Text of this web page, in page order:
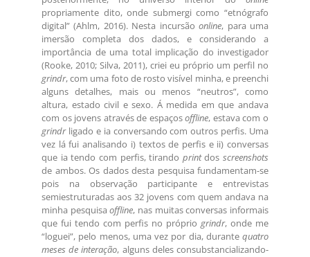
propriamente dito, onde submergi como “etnógrafo
digital” (Ahlm, 2016). Nesta incursãoonline, para uma
imersão completa dos dados, e considerando a
importância de uma total implicação do investigador
(Rooke, 2010; Silva, 2011), criei eu próprio um perfil no
grindr, com uma foto de rosto visível minha, e preenchi
alguns detalhes, mais ou menos “neutros”, como
altura, estado civil e sexo. Á medida em que andava
com os jovens através de espaçosoffline, estava com o
grindr ligado e ia conversando com outros perfis. Uma
vez lá fui analisando i) textos de perfis e ii) conversas
que ia tendo com perfis, tirando printdos screenshots
de ambos. Os dados desta pesquisa fundamentam-se
pois na observação participante e entrevistas
semiestruturadas aos 32 jovens com quem andava na
minha pesquisaoffline, nas muitas conversas informais
que fui tendo com perfis no próprio grindr, onde me
“loguei”, pelo menos, uma vez por dia, durante quatro
meses de interação, alguns deles consubstancializando-